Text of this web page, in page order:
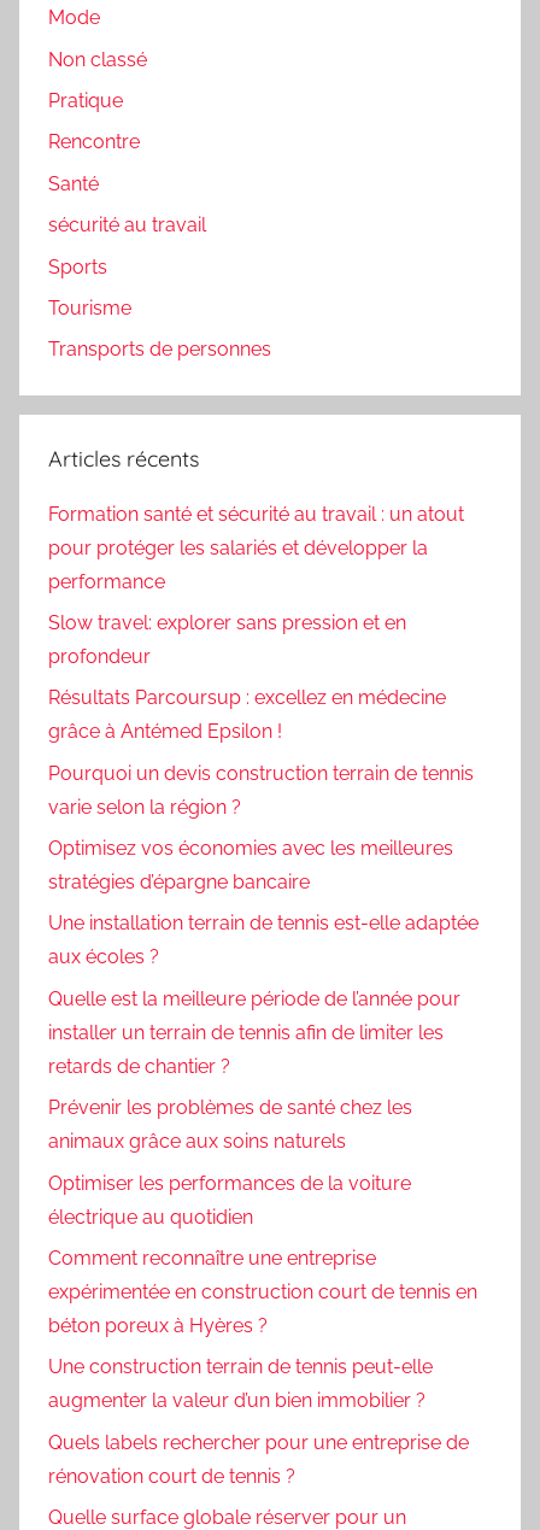
Mode
Non classé
Pratique
Rencontre
Santé
sécurité au travail
Sports
Tourisme
Transports de personnes
Articles récents
Formation santé et sécurité au travail : un atout
pour protéger les salariés et développer la
performance
Slow travel: explorer sans pression et en
profondeur
Résultats Parcoursup : excellez en médecine
grâce à Antémed Epsilon !
Pourquoi un devis construction terrain de tennis
varie selon la région ?
Optimisez vos économies avec les meilleures
stratégies d’épargne bancaire
Une installation terrain de tennis est-elle adaptée
aux écoles ?
Quelle est la meilleure période de l’année pour
installer un terrain de tennis afin de limiter les
retards de chantier ?
Prévenir les problèmes de santé chez les
animaux grâce aux soins naturels
Optimiser les performances de la voiture
électrique au quotidien
Comment reconnaître une entreprise
expérimentée en construction court de tennis en
béton poreux à Hyères ?
Une construction terrain de tennis peut-elle
augmenter la valeur d’un bien immobilier ?
Quels labels rechercher pour une entreprise de
rénovation court de tennis ?
Quelle surface globale réserver pour un